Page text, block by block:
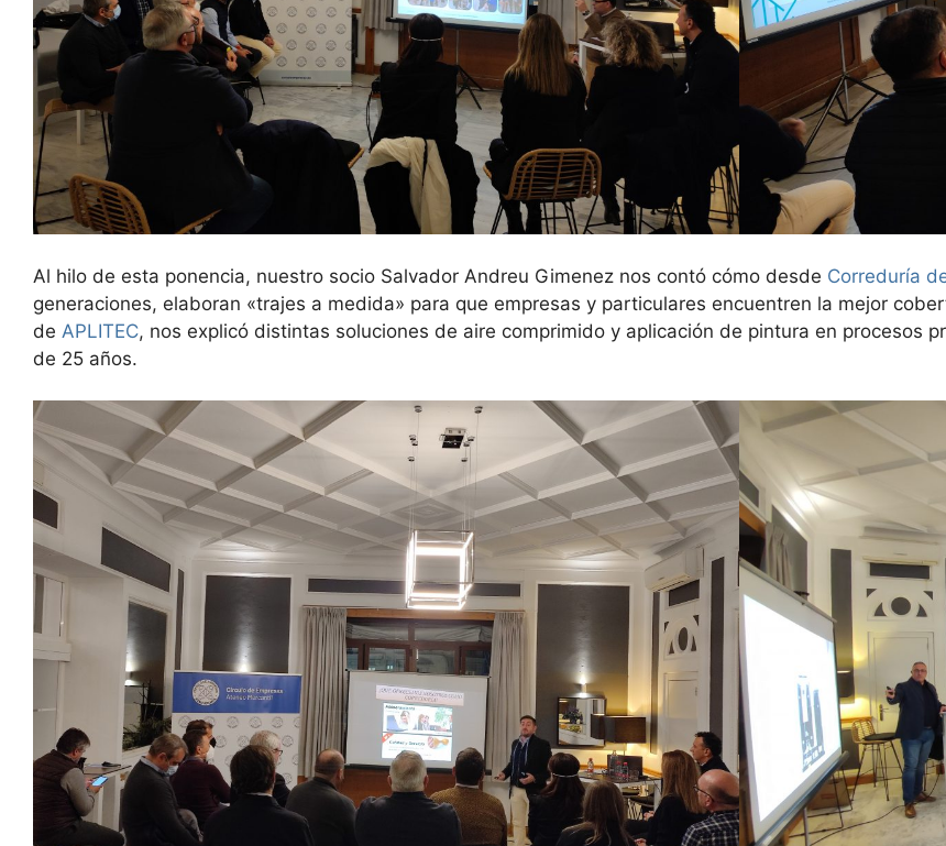
Al hilo de esta ponencia, nuestro socio Salvador Andreu Gimenez nos contó cómo desde Correduría
generaciones, elaboran «trajes a medida» para que empresas y particulares encuentren la mejor
de APLITEC, nos explicó distintas soluciones de aire comprimido y aplicación de pintura en procesos
de 25 años.